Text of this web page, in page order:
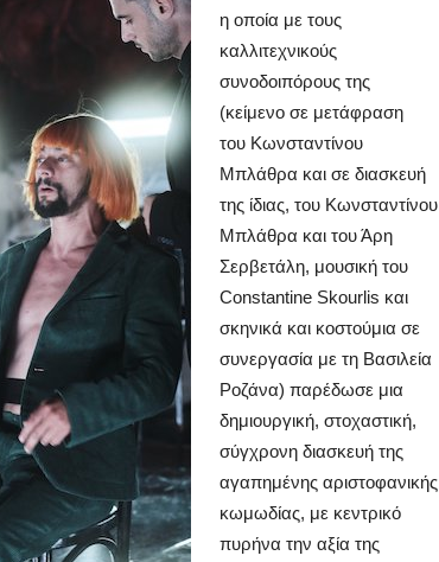
η οποία με τους
καλλιτεχνικούς
συνοδοιπόρους της
(κείμενο σε μετάφραση
του Κωνσταντίνου
Μπλάθρα και σε διασκευή
της ίδιας, του Κωνσταντίνου
Μπλάθρα και του Άρη
Σερβετάλη, μουσική του
Constantine Skourlis και
σκηνικά και κοστούμια σε
συνεργασία με τη Βασιλεία
Ροζάνα) παρέδωσε μια
δημιουργική, στοχαστική,
σύγχρονη διασκευή της
αγαπημένης αριστοφανικής
κωμωδίας, με κεντρικό
πυρήνα την αξία της